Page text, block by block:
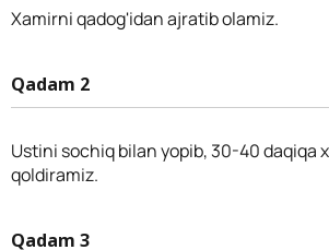
Xamirni qadog'idan ajratib olamiz.
Qadam 2
Ustini sochiq bilan yopib, 30-40 daqiqa
qoldiramiz.
Qadam 3